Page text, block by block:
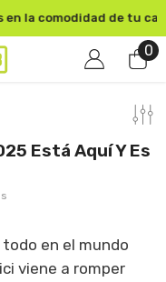
de tu casa u oficina.
00
Está Aquí Y Es
en el mundo
viene a romper